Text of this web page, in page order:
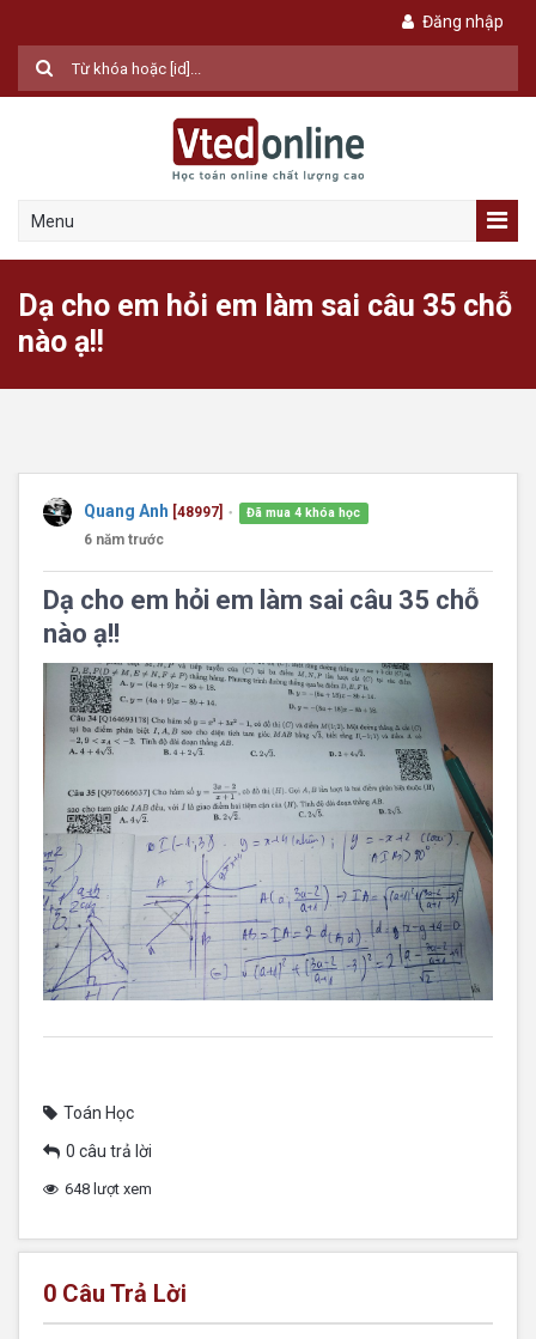
Đăng nhập
Menu
Dạ cho em hỏi em làm sai câu 35 chỗ
nào ạ!!
Quang Anh [48997] ● Đã mua 4 khóa học
6 năm trước
Dạ cho em hỏi em làm sai câu 35 chỗ
nào ạ!!
Toán Học
0 câu trả lời
648 lượt xem
0 Câu Trả Lời